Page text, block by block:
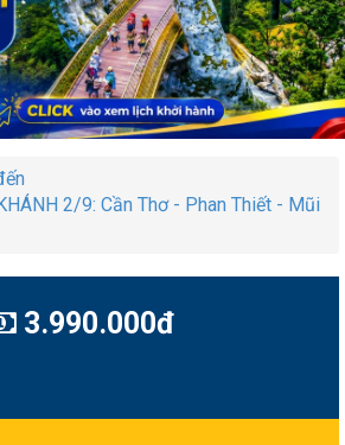
2/9: Cần Thơ - Phan Thiết - Mũi
3.990.000đ